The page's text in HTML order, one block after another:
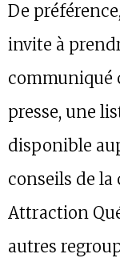
De
invite à
communiqué
presse, une
disponible
conseils de la
Attraction
autres